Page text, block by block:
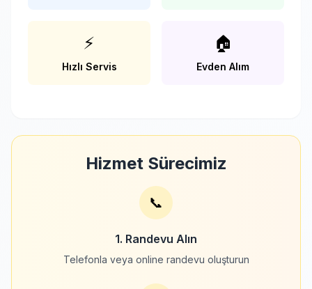
⚡
Hızlı Servis
🏠
Evden Alım
Hizmet Sürecimiz
📞
1. Randevu Alın
Telefonla veya online randevu oluşturun